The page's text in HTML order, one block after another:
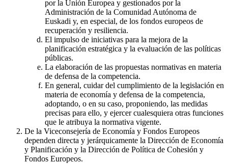
por la Unión Europea y gestionados por la
Administración de la Comunidad Autónoma de
Euskadi y, en especial, de los fondos europeos de
recuperación y resiliencia.
El impulso de iniciativas para la mejora de la
planificación estratégica y la evaluación de las políticas
públicas.
La elaboración de las propuestas normativas en materia
de defensa de la competencia.
En general, cuidar del cumplimiento de la legislación en
materia de economía y defensa de la competencia,
adoptando, o en su caso, proponiendo, las medidas
precisas para ello, y ejercer cualesquiera otras funciones
que le atribuya la normativa vigente.
De la Viceconsejería de Economía y Fondos Europeos
dependen directa y jerárquicamente la Dirección de Economía
y Planificación y la Dirección de Política de Cohesión y
Fondos Europeos.